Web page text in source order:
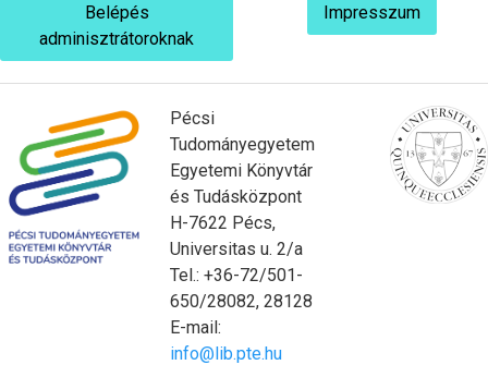
Belépés
adminisztrátoroknak
Impresszum
Pécsi
Tudományegyetem
Egyetemi Könyvtár
és Tudásközpont
H-7622 Pécs,
Universitas u. 2/a
Tel.: +36-72/501-
650/28082, 28128
E-mail:
info@lib.pte.hu